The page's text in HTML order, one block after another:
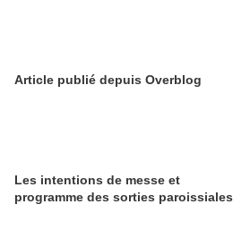
Article publié depuis Overblog
Les intentions de messe et
programme des sorties paroissiales